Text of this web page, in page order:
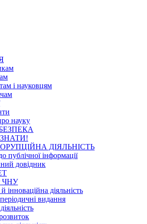
і науковцям
науку
ДІЯЛЬНІСТЬ
публічної інформації
довідник
ЧНУ
інноваційна діяльність
видання